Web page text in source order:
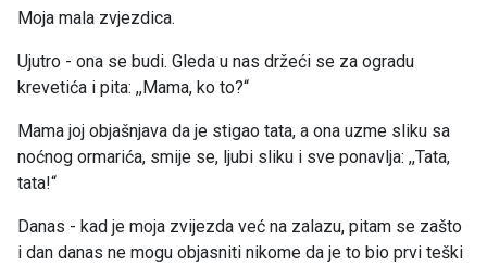
Moja mala zvjezdica.
Ujutro - ona se budi. Gleda u nas držeći se za ogradu
krevetića i pita: ,,Mama, ko to?“
Mama joj objašnjava da je stigao tata, a ona uzme sliku sa
noćnog ormarića, smije se, ljubi sliku i sve ponavlja: ,,Tata,
tata!“
Danas - kad je moja zvijezda već na zalazu, pitam se zašto
i dan danas ne mogu objasniti nikome da je to bio prvi teški